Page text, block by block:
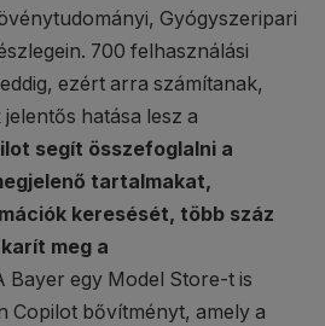
Gyógyszeripari
700 felhasználási
ezért arra számítanak,
hatása lesz a
segít összefoglalni a
tartalmakat,
keresését, több száz
meg a
Bayer egy Model Store-t is
Copilot bővítményt, amely a